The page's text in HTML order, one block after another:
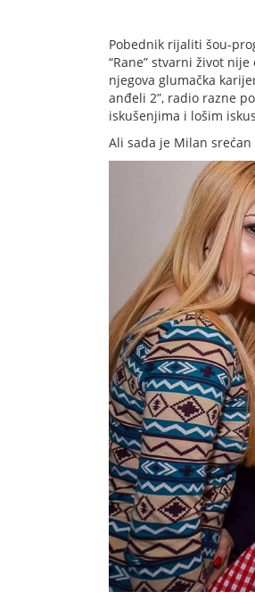
Pobednik rijaliti šou-
“Rane” stvarni život
njegova glumačka
anđeli 2”, radio razne
iskušenjima i lošim
Ali sada je Milan